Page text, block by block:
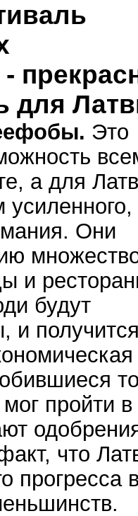
для
Это
а для
усиленного,
Они
и
будут
и
пройти в
что
прогресса